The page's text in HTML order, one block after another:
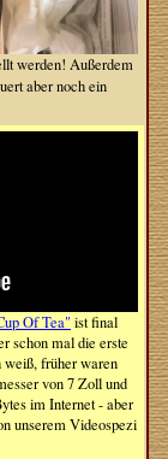
werden! Außerdem
aber noch ein
Of Tea" ist final
schon mal die erste
weiß, früher waren
von 7 Zoll und
im Internet - aber
unserem Videospezi